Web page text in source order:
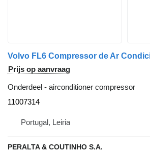
Prijs op aanvraag
Onderdeel - airconditioner compressor
11007314
Portugal, Leiria
PERALTA & COUTINHO S.A.